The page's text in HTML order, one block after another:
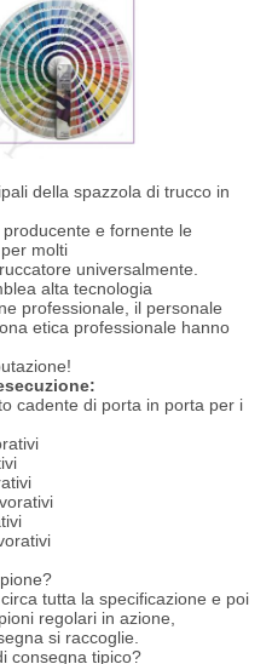
della spazzola di trucco in
e fornente le
molti
universalmente.
alta tecnologia
professionale, il personale
etica professionale hanno
cadente di porta in porta per i
tutta la specificazione e poi
regolari in azione,
si raccoglie.
consegna tipico?